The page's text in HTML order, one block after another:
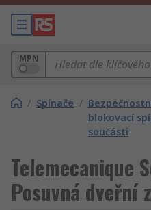
MPN
/ Spínače /
blokovací
součásti
Telemecanique
Posuvná dveřní